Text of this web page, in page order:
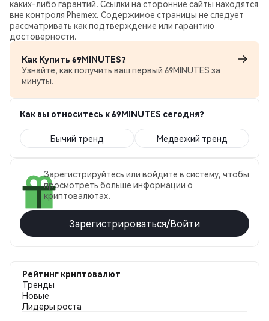
каких‑либо гарантий. Ссылки на сторонние сайты находятся
вне контроля Phemex. Содержимое страницы не следует
рассматривать как подтверждение или гарантию
достоверности.
Как Купить 69MINUTES?
Узнайте, как получить ваш первый 69MINUTES за
минуты.
Как вы относитесь к 69MINUTES сегодня?
Бычий тренд Медвежий тренд
Зарегистрируйтесь или войдите в систему, чтобы
просмотреть больше информации о
криптовалютах.
Зарегистрироваться/Войти
Рейтинг криптовалют
Тренды
Новые
Лидеры роста